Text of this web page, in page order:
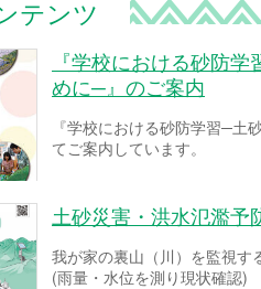
テンツ
『学校における砂防
めに─』のご案内
『学校における砂防学習─土
てご案内しています。
土砂災害・洪水氾濫
我が家の裏山（川）を監視す
(雨量・水位を測り現状確認)